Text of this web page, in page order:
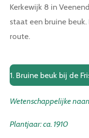
Kerkewijk 8 in
staat een bruine
route.
1. Bruine beuk bij de
Wetenschappelijke
Plantjaar: ca. 1910